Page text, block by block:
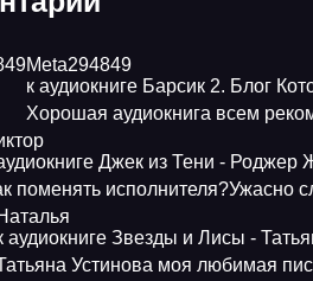
Meta294849
к аудиокниге Барсик 2. Блог
Хорошая аудиокнига всем
Джек из Тени - Роджер
поменять исполнителя?Ужасно
аудиокниге Звезды и Лисы -
Устинова моя любимая